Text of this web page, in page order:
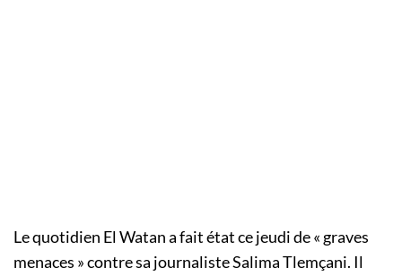
Le quotidien El Watan a fait état ce jeudi de « graves
menaces » contre sa journaliste Salima Tlemçani. Il